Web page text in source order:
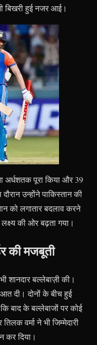
बिखरी हुई नजर आई।
अर्धशतक पूरा किया और 39
उन्होंने पाकिस्तान की
को लगातार बदलाव करने
की ओर बढ़ता गया।
की मजबूती
शानदार बल्लेबाज़ी की।
दी। दोनों के बीच हुई
बाद के बल्लेबाजों पर कोई
वर्मा ने भी जिम्मेदारी
कर दिया।